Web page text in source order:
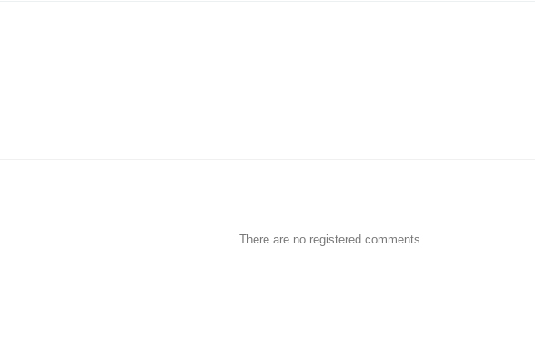
There are no registered comments.